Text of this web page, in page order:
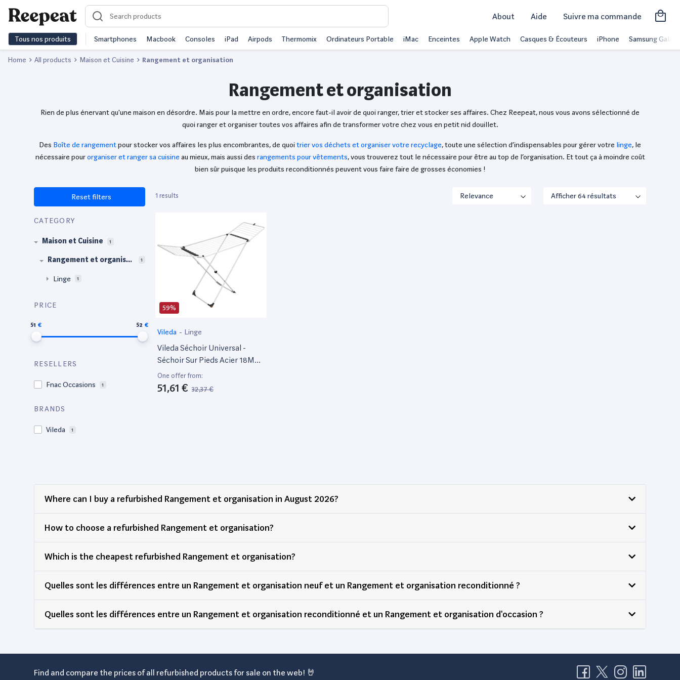
About Aide Suivre ma commande
Tous nos produits Smartphones Macbook Consoles iPad Airpods Thermomix Ordinateurs Portable iMac Enceintes Apple Watch Casques & Écouteurs iPhone Samsung Galaxy
Home All products Maison et Cuisine Rangement et organisation
Rangement et organisation
Rien de plus énervant qu'une maison en désordre. Mais pour la mettre en ordre, encore faut-il avoir de quoi ranger, trier et stocker ses affaires. Chez Reepeat, nous vous avons sélectionné de
quoi ranger et organiser toutes vos affaires afin de transformer votre chez vous en petit nid douillet.
Des Boîte de rangementpour stocker vos affaires les plus encombrantes, de quoitrier vos déchets et organiser votre recyclage, toute une sélection d’indispensables pour gérer votre linge, le
nécessaire pourorganiser et ranger sa cuisine au mieux, mais aussi des rangements pour vêtements, vous trouverez tout le nécessaire pour être au top de l’organisation. Et tout ça à moindre coût
bien sûr puisque les produits reconditionnés peuvent vous faire faire de grosses économies !
Reset filters
CATEGORY
Maison et Cuisine 1
Rangement et organisat
1
Linge 1
PRICE
51 52
RESELLERS
Fnac Occasions 1
BRANDS
Vileda 1
1 results
59%
Vileda - Linge
Vileda Séchoir Universal -
Séchoir Sur Pieds Acier 18M
De Capacité De Séchage + 2
Roulettes - Ref 157241
One offer from:
51,61 € 32,37 €
Where can I buy a refurbished Rangement et organisation in August 2026?
How to choose a refurbished Rangement et organisation?
Which is the cheapest refurbished Rangement et organisation?
Quelles sont les différences entre un Rangement et organisation neuf et un Rangement et organisation reconditionné ?
Quelles sont les différences entre un Rangement et organisation reconditionné et un Rangement et organisation d'occasion ?
Find and compare the prices of all refurbished products for sale on the web! 🤘